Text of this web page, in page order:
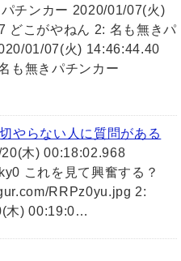
チンカー 2020/01/07(火)
どこがやねん 2: 名も無きパ
01/07(火) 14:46:44.40
も無きパチンカー
やらない人に質問がある
木) 00:18:02.968
これを見て興奮する？
RRPz0yu.jpg 2:
木) 00:19:0…